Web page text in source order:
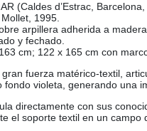
(Caldes d’Estrac,
1995.
arpillera adherida a
y fechado.
cm; 122 x 165 cm con
fuerza matérico-textil,
fondo violeta, generando una
directamente con sus
el soporte textil en un